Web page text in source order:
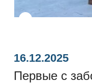
16.12.2025
Первые с